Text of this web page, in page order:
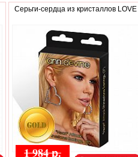
Серьги-сердца из кристаллов LOVE
1 984 р.